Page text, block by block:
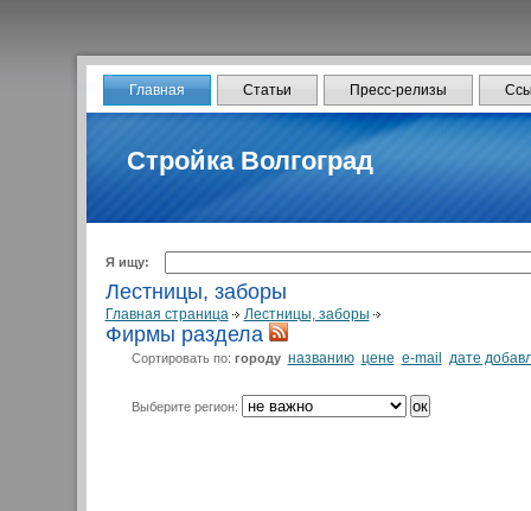
Главная Статьи Пресс-релизы
Стройка Волгоград
Я ищу:
Лестницы, заборы
Главная страница Лестницы, заборы
Фирмы раздела
Сортировать по: городу названию цене e-mail дате
Выберите регион: